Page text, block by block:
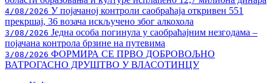
4/08/2026 У појачаној контроли саобраћаја откривен 551
прекршај, 36 возача искључено због алкохола
3/08/2026 Једна особа погинула у саобраћајним незгодама –
појачана контрола брзине на путевима
3/08/2026 ФОРМИРА СЕ ПРВО ДОБРОВОЉНО
ВАТРОГАСНО ДРУШТВО У ВЛАСОТИНЦУ